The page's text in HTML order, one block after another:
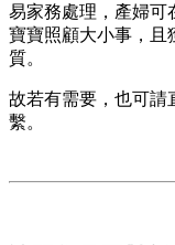
易家務處理，產婦可
寶寶照顧大小事，且
質。
故若有需要，也可請
繫。